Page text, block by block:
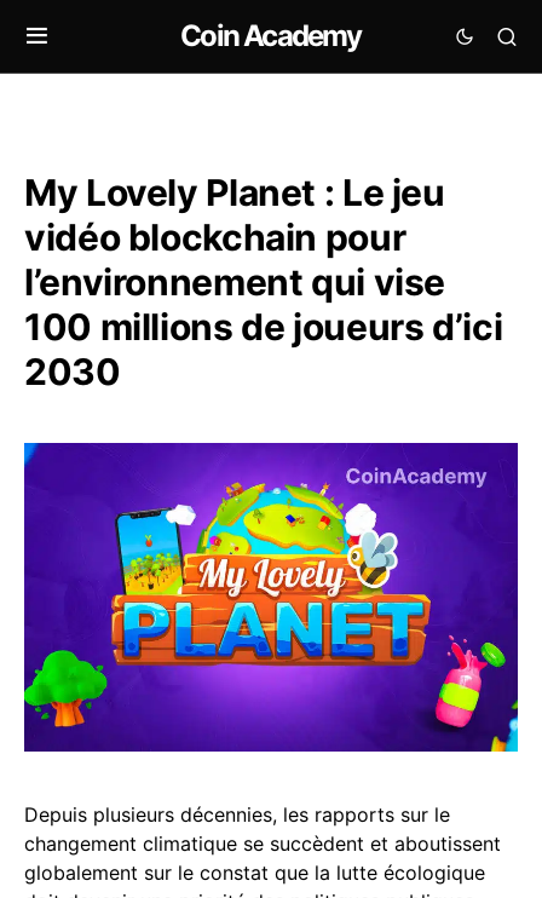
Coin Academy
My Lovely Planet : Le jeu
vidéo blockchain pour
l’environnement qui vise
100 millions de joueurs d’ici
2030
Depuis plusieurs décennies, les rapports sur le
changement climatique se succèdent et aboutissent
globalement sur le constat que la lutte écologique